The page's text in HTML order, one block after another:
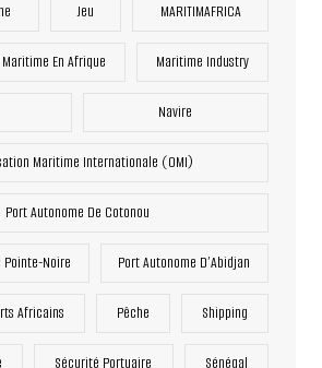
Jeu MARITIMAFRICA
Maritime En Afrique Maritime Industry
Navire
Maritime Internationale (OMI)
Port Autonome De Cotonou
Pointe-Noire Port Autonome D’Abidjan
Africains Pêche Shipping
Sécurité Portuaire Sénégal